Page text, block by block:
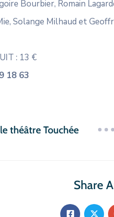
Bourbier, Romain
Solange Milhaud et
: 13 €
18 63
théâtre Touchée
Share